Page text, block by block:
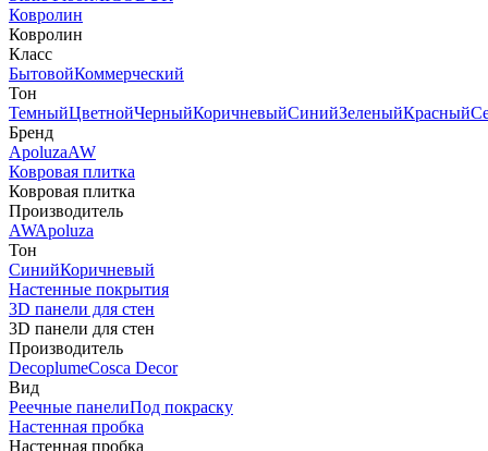
Ковролин
Ковролин
Класс
БытовойКоммерческий
Тон
ТемныйЦветнойЧерныйКоричневыйСинийЗеленыйКрасный
Бренд
ApoluzaAW
Ковровая плитка
Ковровая плитка
Производитель
AWApoluza
Тон
СинийКоричневый
Настенные покрытия
3D панели для стен
3D панели для стен
Производитель
DecoplumeCosca Decor
Вид
Реечные панелиПод покраску
Настенная пробка
Настенная пробка